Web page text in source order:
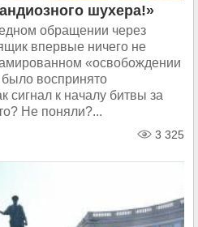
шухера!»
обращении через
впервые ничего не
«освобождении
было воспринято
сигнал к началу битвы за
Не поняли?...
3 325